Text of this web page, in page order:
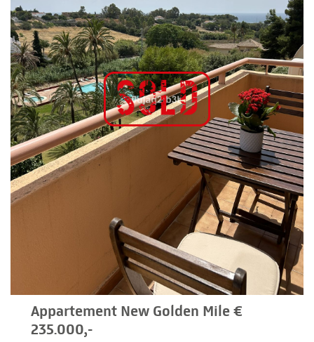
Appartement New Golden Mile €
235.000,-